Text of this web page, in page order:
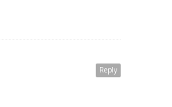
Reply